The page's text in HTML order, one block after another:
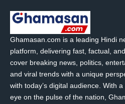
Ghamasan.com is a leading Hindi
platform, delivering fast, factual,
cover breaking news, politics,
and viral trends with a unique
with today’s digital audience. With
eye on the pulse of the nation,